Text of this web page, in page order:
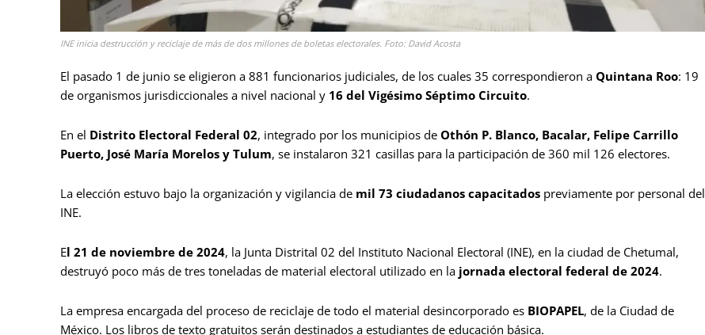
INE inicia destrucción y reciclaje de más de dos millones de boletas electorales. Foto: David Acosta
El pasado 1 de junio se eligieron a 881 funcionarios judiciales, de los cuales 35 correspondieron a Quintana Roo: 19
de organismos jurisdiccionales a nivel nacional y 16 del Vigésimo Séptimo Circuito.
En el Distrito Electoral Federal 02, integrado por los municipios de Othón P. Blanco, Bacalar, Felipe Carrillo
Puerto, José María Morelos y Tulum, se instalaron 321 casillas para la participación de 360 mil 126 electores.
La elección estuvo bajo la organización y vigilancia de mil 73 ciudadanos capacitados previamente por personal del
INE.
El 21 de noviembre de 2024, la Junta Distrital 02 del Instituto Nacional Electoral (INE), en la ciudad de Chetumal,
destruyó poco más de tres toneladas de material electoral utilizado en la jornada electoral federal de 2024.
La empresa encargada del proceso de reciclaje de todo el material desincorporado es BIOPAPEL, de la Ciudad de
México. Los libros de texto gratuitos serán destinados a estudiantes de educación básica.